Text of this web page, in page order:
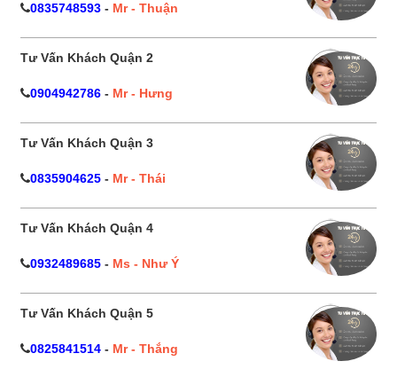
0835748593 - Mr - Thuận
Tư Vấn Khách Quận 2
0904942786 - Mr - Hưng
Tư Vấn Khách Quận 3
0835904625 - Mr - Thái
Tư Vấn Khách Quận 4
0932489685 - Ms - Như Ý
Tư Vấn Khách Quận 5
0825841514 - Mr - Thắng